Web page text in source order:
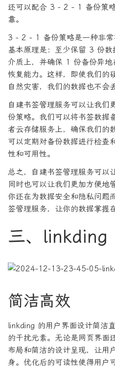
还可以配合 3 - 2 - 1 备份策
靠。
3 - 2 - 1 备份策略是一种非常
基本原理是：至少保留 3 份
介质上，并确保 1 份备份异
恢复能力。这样，即使我们的
自然灾害，我们的数据也不会
自建书签管理服务可以让我
份策略。我们可以将书签数据
者云存储服务上，确保我们的
可以定期对备份数据进行检查
性和可用性。
总之，自建书签管理服务可以
同时也可以让我们更加方便地
你还在为数据安全和隐私问题
签管理服务，让你的数据掌握
三、linkding
简洁高效
linkding 的用户界面设计简洁
的干扰元素。无论是网页界面
布局和简洁的设计呈现，让用
身。优化后的可读性使得用户